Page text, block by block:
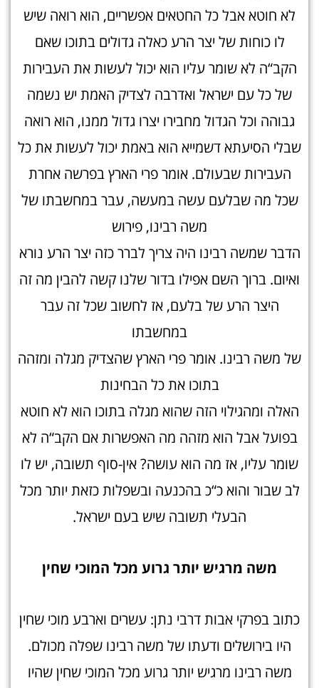
לא חוטא אבל כל החטאים אפשריים, הוא רואה שיש
לו כוחות של יצר הרע כאלה גדולים בתוכו שאם
הקב“ה לא שומר עליו הוא יכול לעשות את העבירות
של כל עם ישראל ואדרבה לצדיק האמת יש נשמה
גבוהה וכל הגדול מחבירו יצרו גדול ממנו, הוא רואה
שבלי הסיעתא דשמייא הוא באמת יכול לעשות את כל
העבירות שבעולם. אומר פרי הארץ בפרשה אחרת
שכל מה שבלעם עשה במעשה, עבר במחשבתו של
משה רבינו, פירוש
הדבר שמשה רבינו היה צריך לברר כזה יצר הרע נורא
ואיום. ברוך השם אפילו בדור שלנו קשה להבין מה זה
היצר הרע של בלעם, אז לחשוב שכל זה עבר
במחשבתו
של משה רבינו. אומר פרי הארץ שהצדיק מגלה ומזהה
בתוכו את כל הבחינות
האלה ומהגילוי הזה שהוא מגלה בתוכו הוא לא חוטא
בפועל אבל הוא מזהה מה האפשרות אם הקב“ה לא
שומר עליו, אז מה הוא עושה? אין-סוף תשובה, יש לו
לב שבור והוא כ“כ בהכנעה ובשפלות כזאת יותר מכל
הבעלי תשובה שיש בעם ישראל.
משה מרגיש יותר גרוע מכל המוכי שחין
כתוב בפרקי אבות דרבי נתן: עשרים וארבע מוכי שחין
היו בירושלים ודעתו של משה רבינו שפלה מכולם.
משה רבינו מרגיש יותר גרוע מכל המוכי שחין שהיו